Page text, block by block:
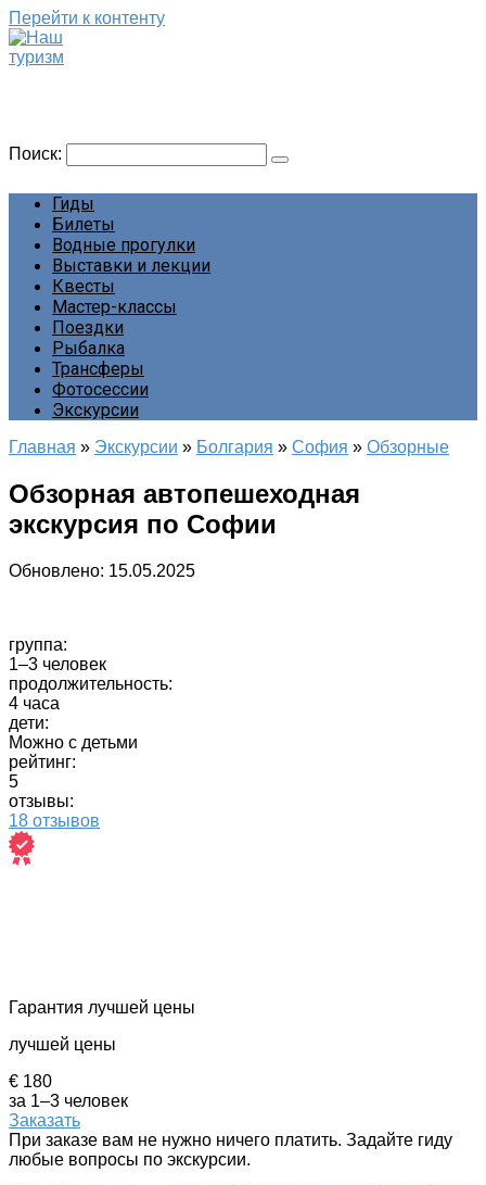
Перейти к контенту
Поиск:
Гиды
Билеты
Водные прогулки
Выставки и лекции
Квесты
Мастер-классы
Поездки
Рыбалка
Трансферы
Фотосессии
Экскурсии
Главная » Экскурсии » Болгария » София » Обзорные
Обзорная автопешеходная
экскурсия по Софии
Обновлено: 15.05.2025
группа:
1–3 человек
продолжительность:
4 часа
дети:
Можно с детьми
рейтинг:
5
отзывы:
18 отзывов
Гарантия лучшей цены
лучшей цены
€ 180
за 1–3 человек
Заказать
При заказе вам не нужно ничего платить. Задайте гиду
любые вопросы по экскурсии.